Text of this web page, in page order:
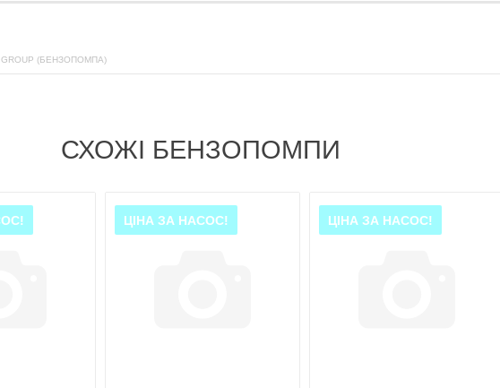
(БЕНЗОПОМПА)
СХОЖІ БЕНЗОПОМПИ
ЦІНА ЗА НАСОС! ЦІНА ЗА НАСОС!